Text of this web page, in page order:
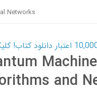
Networks
and